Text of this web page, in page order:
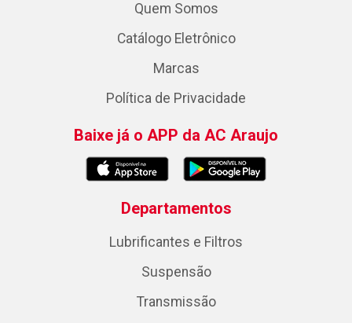
Quem Somos
Catálogo Eletrônico
Marcas
Política de Privacidade
Baixe já o APP da AC Araujo
Departamentos
Lubrificantes e Filtros
Suspensão
Transmissão